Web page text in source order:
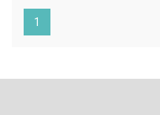
1